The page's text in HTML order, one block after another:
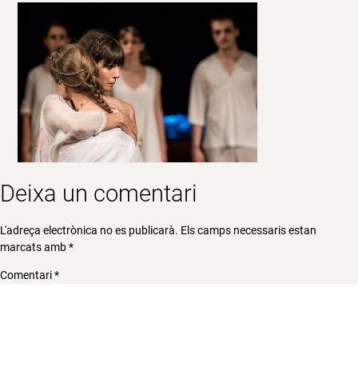
Deixa un comentari
L'adreça electrònica no es publicarà. Els camps necessaris estan
marcats amb*
Comentari*